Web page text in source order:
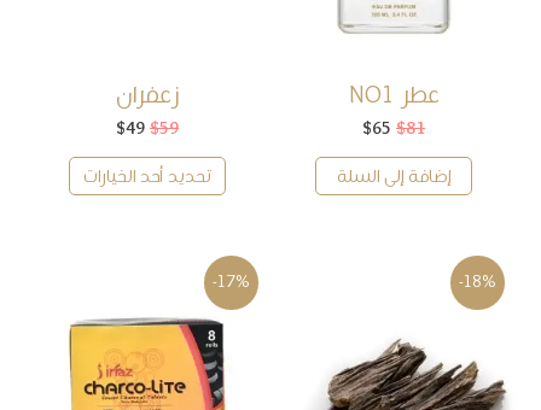
عطر NO1
$81 السعر
هو:
$81.
$65
هو:
$65.
إضافة إلى السلة
زعفران
$59 السعر
هو:
$59.
$49
هو:
$49.
تحديد أحد الخيارات
-18%
-17%